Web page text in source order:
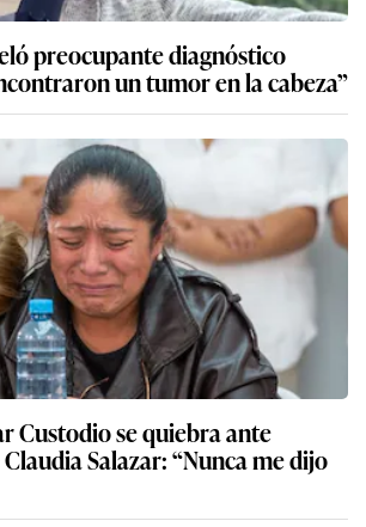
preocupante diagnóstico
un tumor en la cabeza”
Custodio se quiebra ante
Salazar: “Nunca me dijo